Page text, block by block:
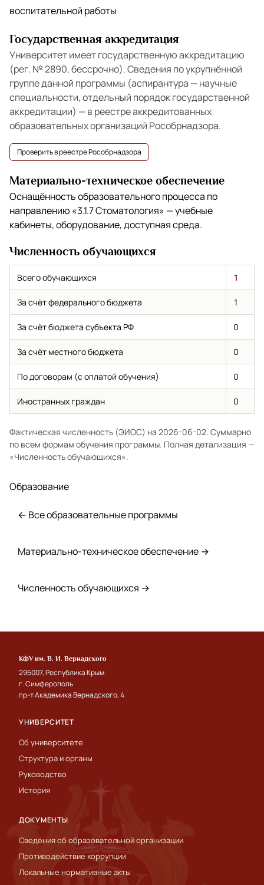
воспитательной работы
Государственная аккредитация
Университет имеет государственную аккредитацию
(рег. № 2890, бессрочно). Сведения по укрупнённой
группе данной программы (аспирантура — научные
специальности, отдельный порядок государственной
аккредитации) — в реестре аккредитованных
образовательных организаций Рособрнадзора.
Проверить в реестре Рособрнадзора
Материально-техническое обеспечение
Оснащённость образовательного процесса по
направлению «3.1.7 Стоматология» — учебные
кабинеты, оборудование, доступная среда.
Численность обучающихся
Всего обучающихся 1
За счёт федерального бюджета 1
За счёт бюджета субъекта РФ 0
За счёт местного бюджета 0
По договорам (с оплатой обучения) 0
Иностранных граждан 0
Фактическая численность (ЭИОС) на 2026-06-02. Суммарно
по всем формам обучения программы. Полная детализация —
«Численность обучающихся».
Образование
← Все образовательные программы
Материально-техническое обеспечение →
Численность обучающихся →
КФУ им. В. И. Вернадского
295007, Республика Крым
г. Симферополь
пр-т Академика Вернадского, 4
УНИВЕРСИТЕТ
Об университете
Структура и органы
Руководство
История
ДОКУМЕНТЫ
Сведения об образовательной организации
Противодействие коррупции
Локальные нормативные акты